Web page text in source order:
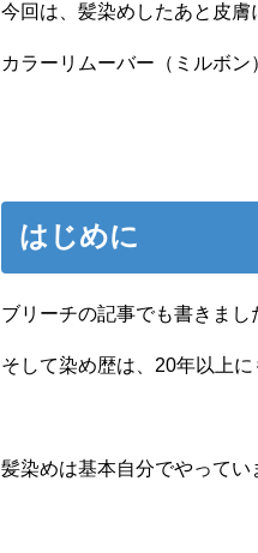
今回は、髪染めしたあと皮膚
カラーリムーバー（ミルボ
はじめに
ブリーチの記事でも書きまし
そして染め歴は、20年以上に
髪染めは基本自分でやって